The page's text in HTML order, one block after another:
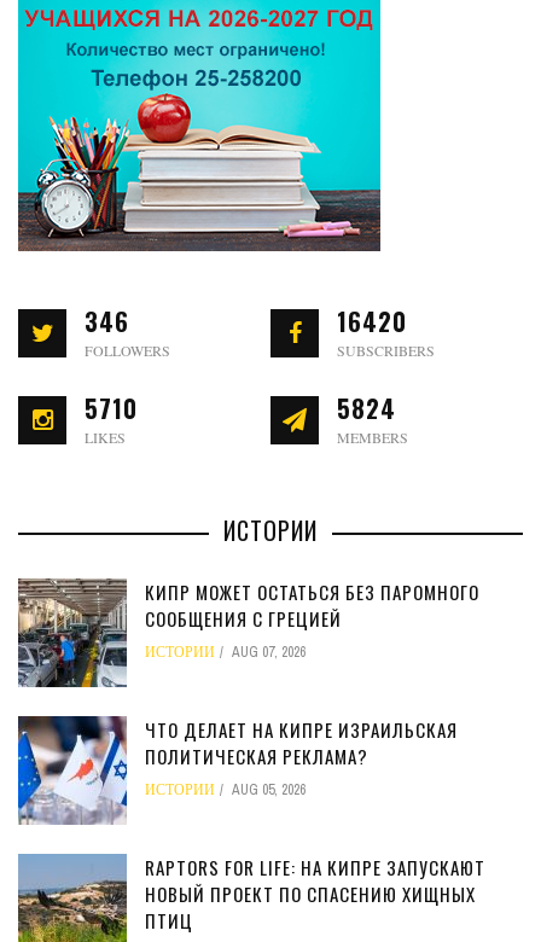
346
FOLLOWERS
16420
SUBSCRIBERS
5710
LIKES
5824
MEMBERS
ИСТОРИИ
КИПР МОЖЕТ ОСТАТЬСЯ БЕЗ ПАРОМНОГО
СООБЩЕНИЯ С ГРЕЦИЕЙ
ИСТОРИИ AUG 07, 2026
ЧТО ДЕЛАЕТ НА КИПРЕ ИЗРАИЛЬСКАЯ
ПОЛИТИЧЕСКАЯ РЕКЛАМА?
ИСТОРИИ AUG 05, 2026
RAPTORS FOR LIFE: НА КИПРЕ ЗАПУСКАЮТ
НОВЫЙ ПРОЕКТ ПО СПАСЕНИЮ ХИЩНЫХ
ПТИЦ